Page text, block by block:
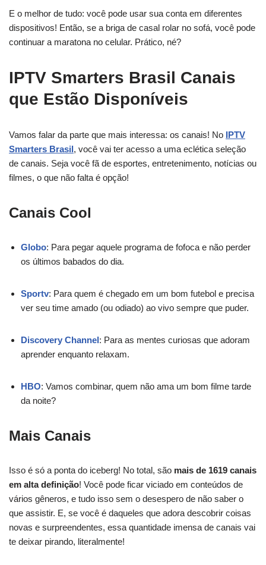
E o melhor de tudo: você pode usar sua conta em diferentes
dispositivos! Então, se a briga de casal rolar no sofá, você pode
continuar a maratona no celular. Prático, né?
IPTV Smarters Brasil Canais
que Estão Disponíveis
Vamos falar da parte que mais interessa: os canais! No IPTV
Smarters Brasil, você vai ter acesso a uma eclética seleção
de canais. Seja você fã de esportes, entretenimento, notícias ou
filmes, o que não falta é opção!
Canais Cool
Globo: Para pegar aquele programa de fofoca e não perder
os últimos babados do dia.
Sportv: Para quem é chegado em um bom futebol e precisa
ver seu time amado (ou odiado) ao vivo sempre que puder.
Discovery Channel: Para as mentes curiosas que adoram
aprender enquanto relaxam.
HBO: Vamos combinar, quem não ama um bom filme tarde
da noite?
Mais Canais
Isso é só a ponta do iceberg! No total, são mais de 1619 canais
em alta definição! Você pode ficar viciado em conteúdos de
vários gêneros, e tudo isso sem o desespero de não saber o
que assistir. E, se você é daqueles que adora descobrir coisas
novas e surpreendentes, essa quantidade imensa de canais vai
te deixar pirando, literalmente!